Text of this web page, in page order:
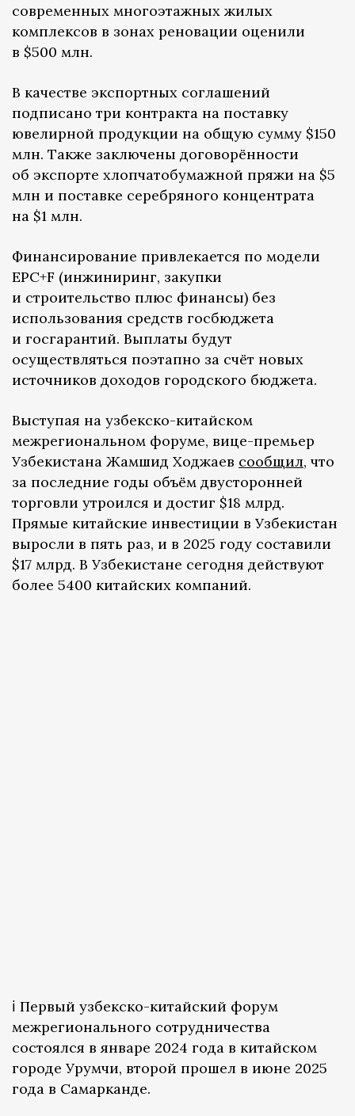
современных многоэтажных жилых
комплексов в зонах реновации оценили
в $500 млн.
В качестве экспортных соглашений
подписано три контракта на поставку
ювелирной продукции на общую сумму $150
млн. Также заключены договорённости
об экспорте хлопчатобумажной пряжи на $5
млн и поставке серебряного концентрата
на $1 млн.
Финансирование привлекается по модели
EPC+F (инжиниринг, закупки
и строительство плюс финансы) без
использования средств госбюджета
и госгарантий. Выплаты будут
осуществляться поэтапно за счёт новых
источников доходов городского бюджета.
Выступая на узбекско-китайском
межрегиональном форуме, вице-премьер
Узбекистана Жамшид Ходжаев сообщил, что
за последние годы объём двусторонней
торговли утроился и достиг $18 млрд.
Прямые китайские инвестиции в Узбекистан
выросли в пять раз, и в 2025 году составили
$17 млрд. В Узбекистане сегодня действуют
более 5400 китайских компаний.
ℹ️ Первый узбекско-китайский форум
межрегионального сотрудничества
состоялся в январе 2024 года в китайском
городе Урумчи, второй прошел в июне 2025
года в Самарканде.